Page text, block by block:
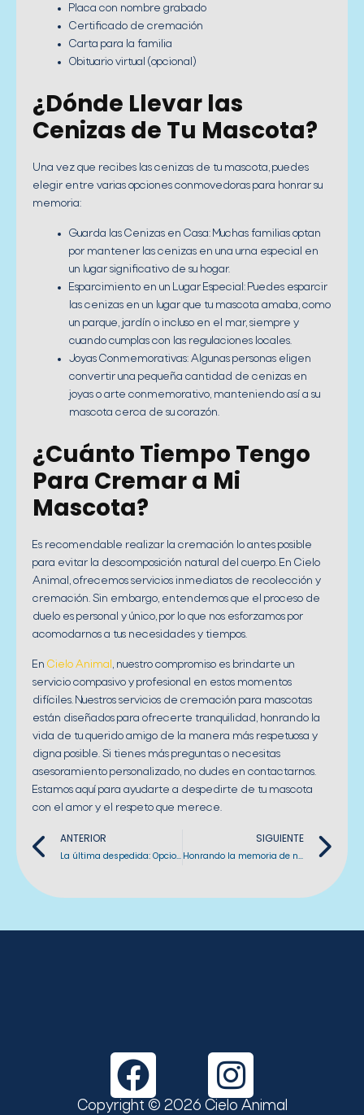
Placa con nombre grabado
Certificado de cremación
Carta para la familia
Obituario virtual (opcional)
¿Dónde Llevar las
Cenizas de Tu Mascota?
Una vez que recibes las cenizas de tu mascota, puedes
elegir entre varias opciones conmovedoras para honrar su
memoria:
Guarda las Cenizas en Casa: Muchas familias optan
por mantener las cenizas en una urna especial en
un lugar significativo de su hogar.
Esparcimiento en un Lugar Especial: Puedes esparcir
las cenizas en un lugar que tu mascota amaba, como
un parque, jardín o incluso en el mar, siempre y
cuando cumplas con las regulaciones locales.
Joyas Conmemorativas: Algunas personas eligen
convertir una pequeña cantidad de cenizas en
joyas o arte conmemorativo, manteniendo así a su
mascota cerca de su corazón.
¿Cuánto Tiempo Tengo
Para Cremar a Mi
Mascota?
Es recomendable realizar la cremación lo antes posible
para evitar la descomposición natural del cuerpo. En Cielo
Animal, ofrecemos servicios inmediatos de recolección y
cremación. Sin embargo, entendemos que el proceso de
duelo es personal y único, por lo que nos esforzamos por
acomodarnos a tus necesidades y tiempos.
En Cielo Animal, nuestro compromiso es brindarte un
servicio compasivo y profesional en estos momentos
difíciles. Nuestros servicios de cremación para mascotas
están diseñados para ofrecerte tranquilidad, honrando la
vida de tu querido amigo de la manera más respetuosa y
digna posible. Si tienes más preguntas o necesitas
asesoramiento personalizado, no dudes en contactarnos.
Estamos aquí para ayudarte a despedirte de tu mascota
con el amor y el respeto que merece.
Previo
ANTERIOR
La última despedida: Opciones y costos para el entierro de mascotas
SIGUIENTE
Honrando la memoria de nuestra mascota: Cómo conservar y ubicar sus cenizas
F
a
I
n
Copyright © 2026 Cielo Animal